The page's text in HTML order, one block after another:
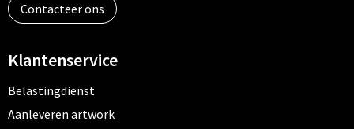
Contacteer ons
Klantenservice
Belastingdienst
Aanleveren artwork